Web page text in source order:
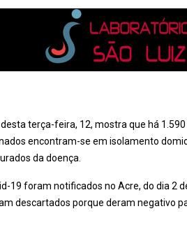
terça-feira, 12, mostra que há
encontram-se em isolamento
da doença.
19 foram notificados no Acre, do dia 2
descartados porque deram negativo